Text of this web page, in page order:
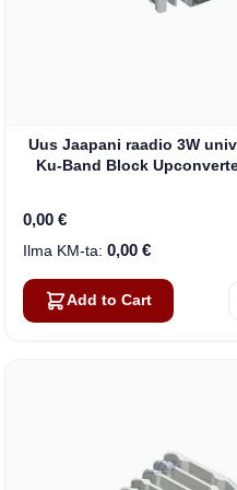
Uus Jaapani raadio 3W
Ku-Band Block
0,00 €
0,00 €
Add to Cart